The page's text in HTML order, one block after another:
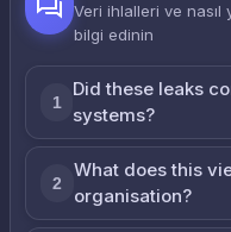
Veri ihlalleri ve nasıl
bilgi edinin
1
Did these leaks
systems?
2
What does this
organisation?